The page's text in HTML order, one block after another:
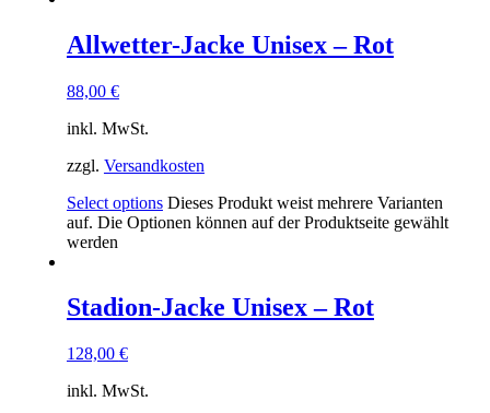
Allwetter-Jacke Unisex – Rot
88,00 €
inkl. MwSt.
zzgl. Versandkosten
Select options Dieses Produkt weist mehrere Varianten
auf. Die Optionen können auf der Produktseite gewählt
werden
Stadion-Jacke Unisex – Rot
128,00 €
inkl. MwSt.